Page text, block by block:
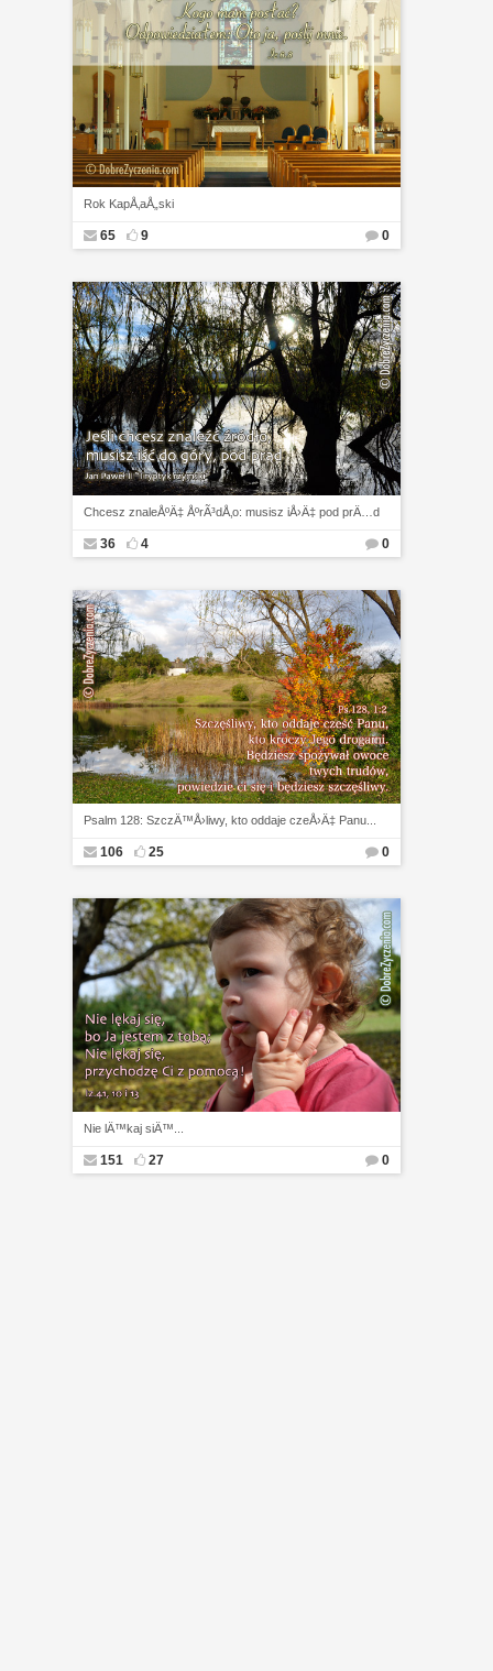
Rok KapÅ‚aÅ„ski
65 9 0
Chcesz znaleÅºÄ‡ ÅºrÃ³dÅ‚o: musisz iÅ›Ä‡ pod prÄ…d
36 4 0
Psalm 128: SzczÄ™Å›liwy, kto oddaje czeÅ›Ä‡ Panu...
106 25 0
Nie lÄ™kaj siÄ™...
151 27 0